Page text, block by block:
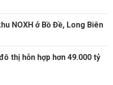
NOXH ở Bồ Đề, Long Biên
thị hỗn hợp hơn 49.000 tỷ